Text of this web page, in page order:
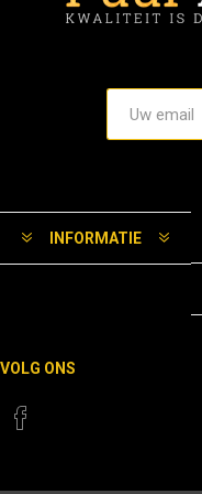
INFORMATIE
VOLG ONS